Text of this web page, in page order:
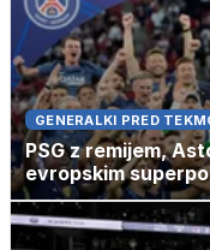
GENERALKI PRED
PSG z remijem,
evropskim